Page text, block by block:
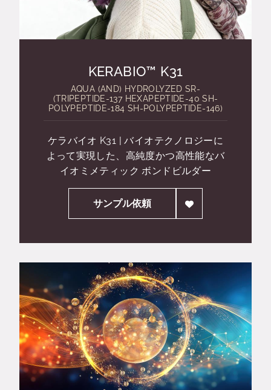
KERABIO™ K31
AQUA (AND) HYDROLYZED SR-
(TRIPEPTIDE-137 HEXAPEPTIDE-40 SH-
POLYPEPTIDE-184 SH-POLYPEPTIDE-146)
ケラバイオ K31 | バイオテクノロジーに
よって実現した、高純度かつ高性能なバ
イオミメティック ボンドビルダー
サンプル依頼